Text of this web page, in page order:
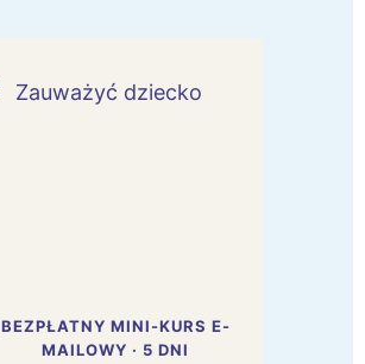
BEZPŁATNY MINI-KURS E-
MAILOWY · 5 DNI